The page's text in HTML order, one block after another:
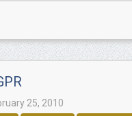
25, 2010